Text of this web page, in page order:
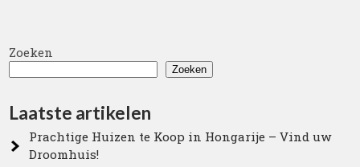
Zoeken
Zoeken
Laatste artikelen
Prachtige Huizen te Koop in Hongarije – Vind uw
Droomhuis!